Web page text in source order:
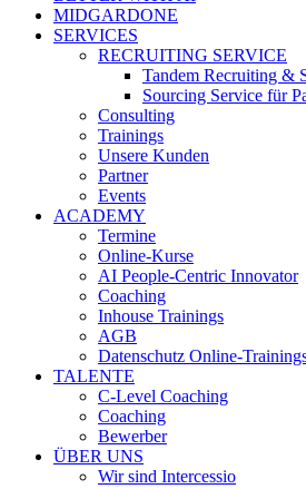
MIDGARDONE
SERVICES
RECRUITING SERVICE
Tandem Recruiting &
Sourcing Service für
Consulting
Trainings
Unsere Kunden
Partner
Events
ACADEMY
Termine
Online-Kurse
AI People-Centric Innovator
Coaching
Inhouse Trainings
AGB
Datenschutz Online-
TALENTE
C-Level Coaching
Coaching
Bewerber
ÜBER UNS
Wir sind Intercessio